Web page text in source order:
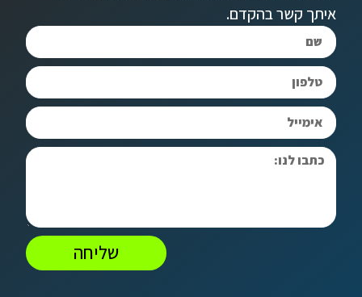
איתך קשר בהקדם.
שליחה